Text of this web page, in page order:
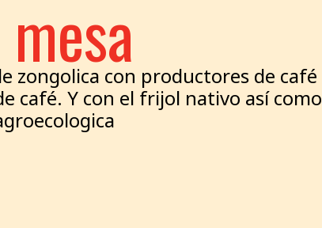
zongolica con productores de café
café. Y con el frijol nativo así como